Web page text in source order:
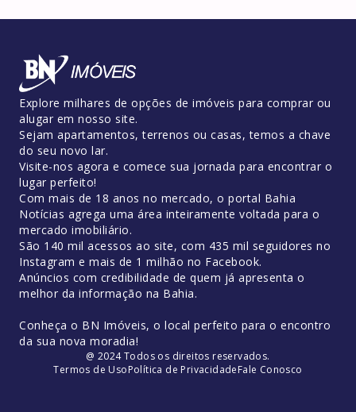
Explore milhares de opções de imóveis para comprar ou
alugar em nosso site.
Sejam apartamentos, terrenos ou casas, temos a chave
do seu novo lar.
Visite-nos agora e comece sua jornada para encontrar o
lugar perfeito!
Com mais de 18 anos no mercado, o portal Bahia
Notícias agrega uma área inteiramente voltada para o
mercado imobiliário.
São 140 mil acessos ao site, com 435 mil seguidores no
Instagram e mais de 1 milhão no Facebook.
Anúncios com credibilidade de quem já apresenta o
melhor da informação na Bahia.
Conheça o BN Imóveis, o local perfeito para o encontro
da sua nova moradia!
@ 2024 Todos os direitos reservados.
Termos de UsoPolítica de PrivacidadeFale Conosco